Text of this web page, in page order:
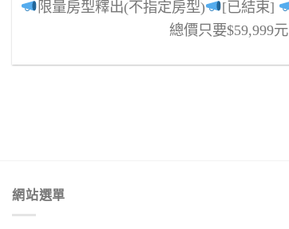
限量房型釋出(不指定房型) [已結束]
總價只要$59,999元
網站選單